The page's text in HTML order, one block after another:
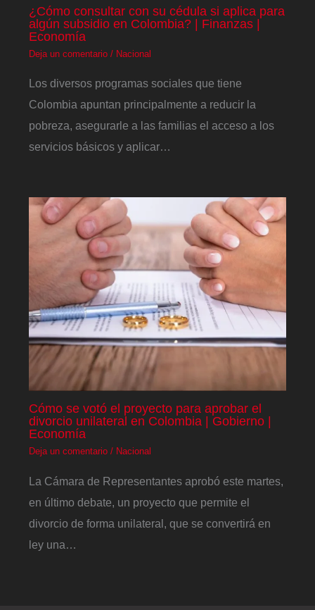
¿Cómo consultar con su cédula si aplica para
algún subsidio en Colombia? | Finanzas |
Economía
Deja un comentario / Nacional
Los diversos programas sociales que tiene
Colombia apuntan principalmente a reducir la
pobreza, asegurarle a las familias el acceso a los
servicios básicos y aplicar…
Cómo se votó el proyecto para aprobar el
divorcio unilateral en Colombia | Gobierno |
Economía
Deja un comentario / Nacional
La Cámara de Representantes aprobó este martes,
en último debate, un proyecto que permite el
divorcio de forma unilateral, que se convertirá en
ley una…